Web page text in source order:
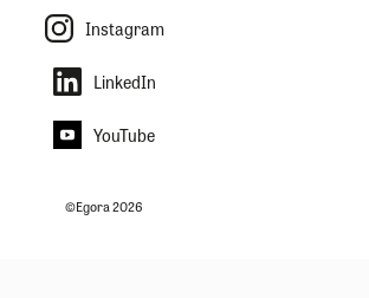
Instagram
LinkedIn
YouTube
©Egora 2026